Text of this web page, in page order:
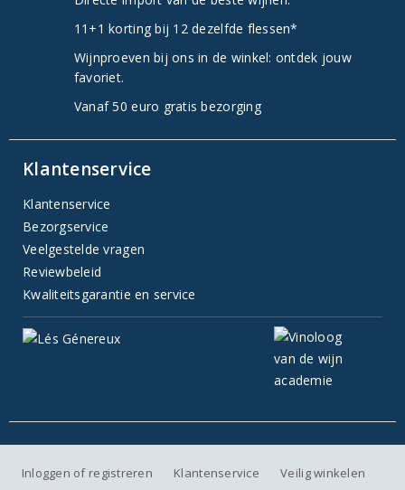
11+1 korting bij 12 dezelfde flessen*
Wijnproeven bij ons in de winkel: ontdek jouw
favoriet.
Vanaf 50 euro gratis bezorging
Klantenservice
Klantenservice
Bezorgservice
Veelgestelde vragen
Reviewbeleid
Kwaliteitsgarantie en service
Inloggen of registreren Klantenservice Veilig winkelen